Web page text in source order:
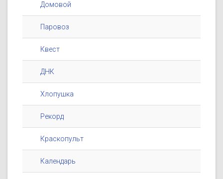
Домовой
Паровоз
Квест
ДНК
Хлопушка
Рекорд
Краскопульт
Календарь